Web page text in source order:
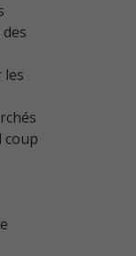
les
coup